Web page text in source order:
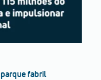
fabril